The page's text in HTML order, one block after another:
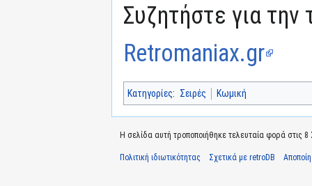
Συζητήστε για την
Retromaniax.gr
Κατηγορίες: Σειρές Κωμική
Η σελίδα αυτή τροποποιήθηκε τελευταία φορά στις 8
Πολιτική ιδιωτικότητας Σχετικά με retroDB